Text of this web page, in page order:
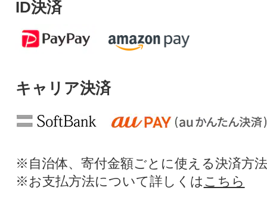
ID決済
キャリア決済
※自治体、寄付金額ごとに使える決済方
※お支払方法について詳しくは こちら